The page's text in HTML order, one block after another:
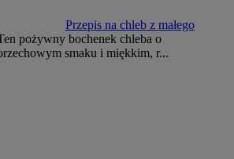
Przepis na chleb z małego
pożywny bochenek chleba o
smaku i miękkim, r...